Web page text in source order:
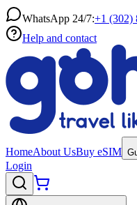
WhatsApp 24/7:+1 (302)
Help and contact
HomeAbout UsBuy eSIM
Login